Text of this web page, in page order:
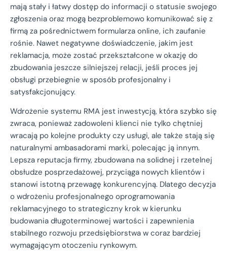
mają stały i łatwy dostęp do informacji o statusie swojego
zgłoszenia oraz mogą bezproblemowo komunikować się z
firmą za pośrednictwem formularza online, ich zaufanie
rośnie. Nawet negatywne doświadczenie, jakim jest
reklamacja, może zostać przekształcone w okazję do
zbudowania jeszcze silniejszej relacji, jeśli proces jej
obsługi przebiegnie w sposób profesjonalny i
satysfakcjonujący.
Wdrożenie systemu RMA jest inwestycją, która szybko się
zwraca, ponieważ zadowoleni klienci nie tylko chętniej
wracają po kolejne produkty czy usługi, ale także stają się
naturalnymi ambasadorami marki, polecając ją innym.
Lepsza reputacja firmy, zbudowana na solidnej i rzetelnej
obsłudze posprzedażowej, przyciąga nowych klientów i
stanowi istotną przewagę konkurencyjną. Dlatego decyzja
o wdrożeniu profesjonalnego oprogramowania
reklamacyjnego to strategiczny krok w kierunku
budowania długoterminowej wartości i zapewnienia
stabilnego rozwoju przedsiębiorstwa w coraz bardziej
wymagającym otoczeniu rynkowym.